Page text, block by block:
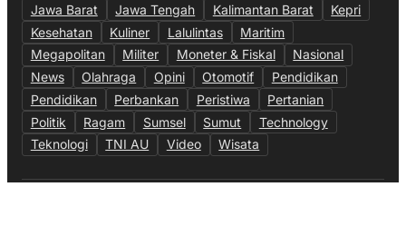
Jawa Barat
Jawa Tengah Kalimantan Barat
Kepri
Kesehatan
Kuliner Lalulintas
Maritim
Megapolitan
Militer Moneter & Fiskal
Nasional
News
Olahraga Opini Otomotif
Pendidikan
Pendidikan
Perbankan Peristiwa
Pertanian
Politik
Ragam Sumsel Sumut
Technology
Teknologi
TNI AU Video Wisata